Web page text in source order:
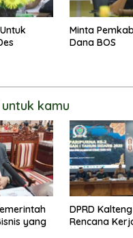
Minta
Dana BOS
kamu
yang
DPRD
Rencana